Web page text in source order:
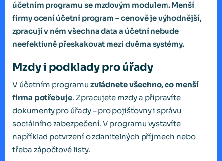
účetním programu se mzdovým modulem. Menší
firmy ocení účetní program – cenově je výhodnější,
zpracují v něm všechna data a účetní nebude
neefektivně přeskakovat mezi dvěma systémy.
Mzdy i podklady pro úřady
V účetním programu zvládnete všechno, co menší
firma potřebuje. Zpracujete mzdy a připravíte
dokumenty pro úřady – pro pojišťovny i správu
sociálního zabezpečení. V programu vystavíte
například potvrzení o zdanitelných příjmech nebo
třeba zápočtové listy.